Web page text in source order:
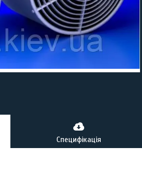
Специфікація